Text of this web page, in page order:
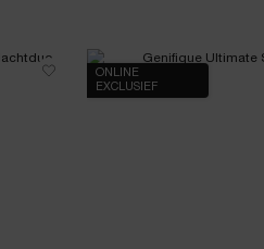
ONLINE
EXCLUSIEF